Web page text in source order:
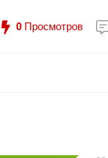
0 Просмотров